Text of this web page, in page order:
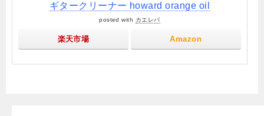
ギタークリーナー howard orange oil
posted with カエレバ
楽天市場 Amazon